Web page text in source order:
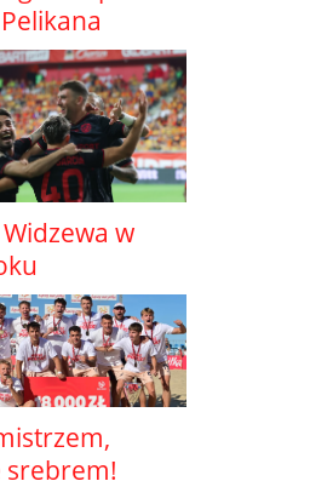
w
srebrem!